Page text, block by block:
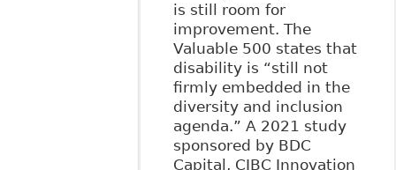
is still room for
improvement. The
Valuable 500 states that
disability is “still not
firmly embedded in the
diversity and inclusion
agenda.” A 2021 study
sponsored by BDC
Capital, CIBC Innovation